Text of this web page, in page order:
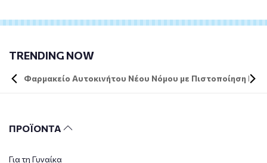
TRENDING NOW
Φαρμακείο Αυτοκινήτου Νέου Νόμου με Πιστοποίηση DIN
ΠΡΟΪΟΝΤΑ
Για τη Γυναίκα